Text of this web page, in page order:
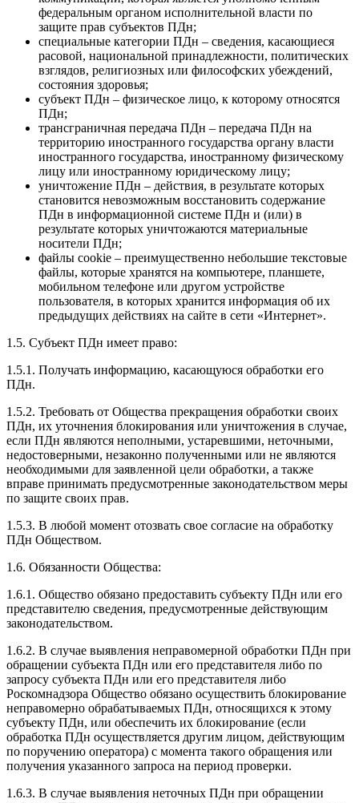
федеральным органом исполнительной власти по
защите прав субъектов ПДн;
специальные категории ПДн – сведения, касающиеся
расовой, национальной принадлежности, политических
взглядов, религиозных или философских убеждений,
состояния здоровья;
субъект ПДн – физическое лицо, к которому относятся
ПДн;
трансграничная передача ПДн – передача ПДн на
территорию иностранного государства органу власти
иностранного государства, иностранному физическому
лицу или иностранному юридическому лицу;
уничтожение ПДн – действия, в результате которых
становится невозможным восстановить содержание
ПДн в информационной системе ПДн и (или) в
результате которых уничтожаются материальные
носители ПДн;
файлы cookie – преимущественно небольшие текстовые
файлы, которые хранятся на компьютере, планшете,
мобильном телефоне или другом устройстве
пользователя, в которых хранится информация об их
предыдущих действиях на cайте в сети «Интернет».
1.5. Субъект ПДн имеет право:
1.5.1. Получать информацию, касающуюся обработки его
ПДн.
1.5.2. Требовать от Общества прекращения обработки своих
ПДн, их уточнения блокирования или уничтожения в случае,
если ПДн являются неполными, устаревшими, неточными,
недостоверными, незаконно полученными или не являются
необходимыми для заявленной цели обработки, а также
вправе принимать предусмотренные законодательством меры
по защите своих прав.
1.5.3. В любой момент отозвать свое согласие на обработку
ПДн Обществом.
1.6. Обязанности Общества:
1.6.1. Общество обязано предоставить субъекту ПДн или его
представителю сведения, предусмотренные действующим
законодательством.
1.6.2. В случае выявления неправомерной обработки ПДн при
обращении субъекта ПДн или его представителя либо по
запросу субъекта ПДн или его представителя либо
Роскомнадзора Общество обязано осуществить блокирование
неправомерно обрабатываемых ПДн, относящихся к этому
субъекту ПДн, или обеспечить их блокирование (если
обработка ПДн осуществляется другим лицом, действующим
по поручению оператора) с момента такого обращения или
получения указанного запроса на период проверки.
1.6.3. В случае выявления неточных ПДн при обращении